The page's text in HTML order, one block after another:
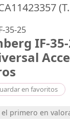
35-25
IF-
en favoritos
el primero en